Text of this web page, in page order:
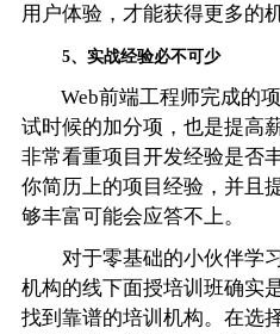
用户体验，才能获得更多的机
5、实战经验必不可少
Web前端工程师完成的项
试时候的加分项，也是提高
非常看重项目开发经验是否
你简历上的项目经验，并且
够丰富可能会应答不上。
对于零基础的小伙伴学习
机构的线下面授培训班确实
找到靠谱的培训机构。在选